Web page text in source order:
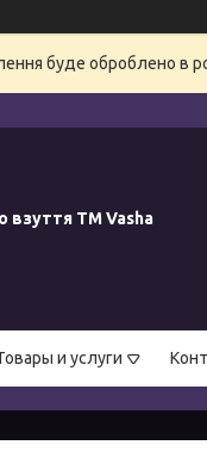
буде оброблено в
взуття ТМ Vasha
и услуги